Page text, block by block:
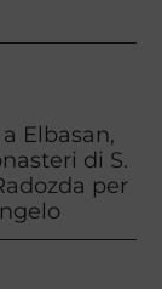
Elbasan,
di S.
per